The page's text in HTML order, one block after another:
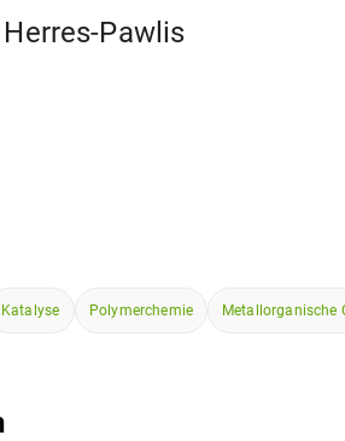
Pawlis
Katalyse Polymerchemie Metallorganische